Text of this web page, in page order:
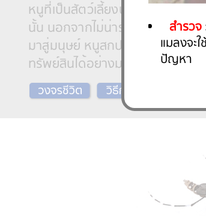
หนูที่เป็นสัตว์เลี้ยงนั้นน่ารักน่าเอ็น
นั้น นอกจากไม่น่ารักน่าเอ็นดูแล้ว
มาสู่มนุษย์ หนูสกปรกเหล่านี้เป็น “รั
ทรัพย์สินได้อย่างมากมาย